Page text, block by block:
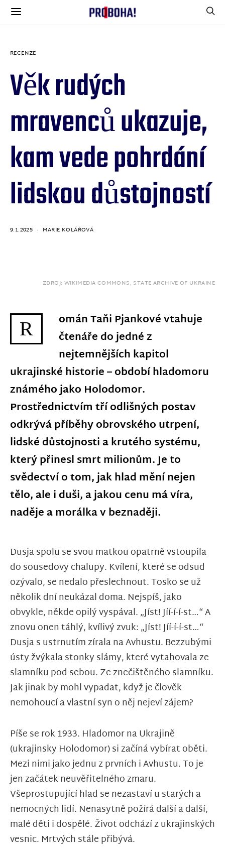
RECENZE
Věk rudých
mravenců ukazuje,
kam vede pohrdání
lidskou důstojností
9.1.2025 MARIE KOLÁŘOVÁ
ZDROJ: WIKIMEDIA COMMONS, STATE ARCHIVE OF UKRAINE
R
omán Taňi Pjankové vtahuje
čtenáře do jedné z
nejtemnějších kapitol
ukrajinské historie – období hladomoru
známého jako Holodomor.
Prostřednictvím tří odlišných postav
odkrývá příběhy obrovského utrpení,
lidské důstojnosti a krutého systému,
který přinesl smrt milionům. Je to
svědectví o tom, jak hlad mění nejen
tělo, ale i duši, a jakou cenu má víra,
naděje a morálka v beznaději.
Dusja spolu se svou matkou opatrně vstoupila
do sousedovy chalupy. Kvílení, které se odsud
ozývalo, se nedalo přeslechnout. Tosko se už
několik dní neukázal doma. Nejspíš, jako
obvykle, někde opilý vyspával. „Jíst! Jíí-í-í-st…“ A
znovu onen táhlý, kvílivý zvuk: „Jíst! Jíí-í-í-st…“
Dusja s ustrnutím zírala na Avhustu. Bezzubými
ústy žvýkala stonky slámy, které vytahovala ze
slamníku pod sebou. Ze znečištěného slamníku.
Jak jinak by mohl vypadat, když je člověk
nemohoucí a vlastní syn o něj nejeví zájem?
Píše se rok 1933. Hladomor na Ukrajině
(ukrajinsky Holodomor) si začíná vybírat oběti.
Mezi nimi jako jednu z prvních i Avhustu. To je
jen začátek neuvěřitelného zmaru.
Všeprostupující hlad se nezastaví u starých a
nemocných lidí. Nenasytně požírá další a další,
malé děti i dospělé. Život odchází z ukrajinských
vesnic. Mrtvých stále přibývá.